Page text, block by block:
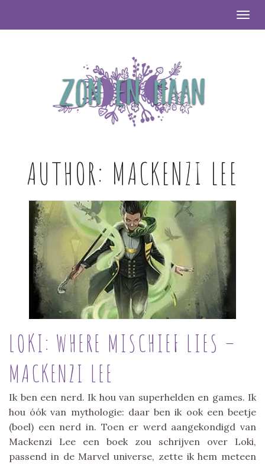
AUTHOR: MACKENZI LEE
LOKI: WHERE MISCHIEF LIES –
MACKENZI LEE
Ik ben een nerd. Ik hou van superhelden en games. Ik
hou óók van mythologie: daar ben ik ook een beetje
(boel) een nerd in. Toen er werd aangekondigd van
Mackenzi Lee een boek zou schrijven over Loki,
passend in de Marvel universe, zette ik hem meteen